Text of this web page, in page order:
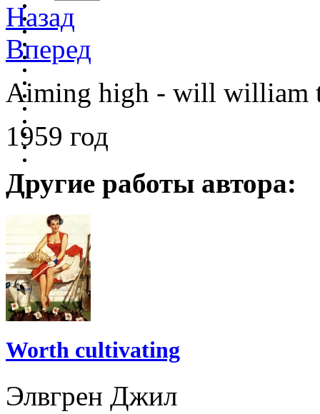
Назад
Вперед
Aiming high - will william
1959 год
Другие работы автора:
Worth cultivating
Элвгрен Джил